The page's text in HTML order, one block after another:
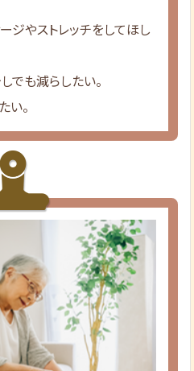
ジやストレッチをしてほし
でも減らしたい。
い。